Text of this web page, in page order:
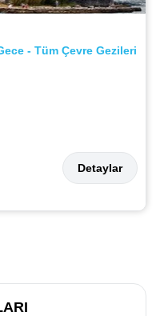
- Tüm Çevre Gezileri
Detaylar